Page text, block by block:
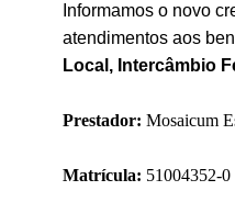
Informamos o novo
atendimentos aos
Local, Intercâmbio
Prestador: Mosaicum
Matrícula: 51004352-0